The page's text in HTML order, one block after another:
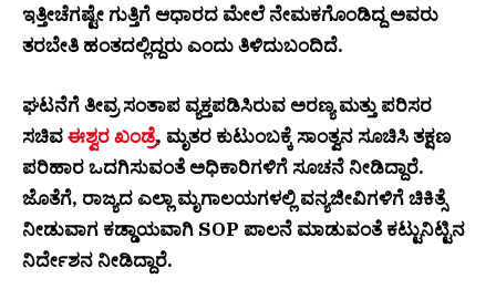
ಇತ್ತೀಚೆಗಷ್ಟೇ ಗುತ್ತಿಗೆ ಆಧಾರದ ಮೇಲೆ ನೇಮಕಗೊಂಡಿದ್ದ ಅವರು
ತರಬೇತಿ ಹಂತದಲ್ಲಿದ್ದರು ಎಂದು ತಿಳಿದುಬಂದಿದೆ.
ಘಟನೆಗೆ ತೀವ್ರ ಸಂತಾಪ ವ್ಯಕ್ತಪಡಿಸಿರುವ ಅರಣ್ಯ ಮತ್ತು ಪರಿಸರ
ಸಚಿವಈಶ್ವರ ಖಂಡ್ರೆ, ಮೃತರ ಕುಟುಂಬಕ್ಕೆ ಸಾಂತ್ವನ ಸೂಚಿಸಿ ತಕ್ಷಣ
ಪರಿಹಾರ ಒದಗಿಸುವಂತೆ ಅಧಿಕಾರಿಗಳಿಗೆ ಸೂಚನೆ ನೀಡಿದ್ದಾರೆ.
ಜೊತೆಗೆ, ರಾಜ್ಯದ ಎಲ್ಲಾ ಮೃಗಾಲಯಗಳಲ್ಲಿ ವನ್ಯಜೀವಿಗಳಿಗೆ ಚಿಕಿತ್ಸೆ
ನೀಡುವಾಗ ಕಡ್ಡಾಯವಾಗಿ SOP ಪಾಲನೆ ಮಾಡುವಂತೆ ಕಟ್ಟುನಿಟ್ಟಿನ
ನಿರ್ದೇಶನ ನೀಡಿದ್ದಾರೆ.